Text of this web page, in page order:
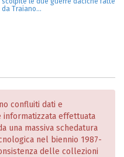
da Traiano...
confluiti dati e
informatizzata effettuata
una massiva schedatura
nel biennio 1987-
delle collezioni